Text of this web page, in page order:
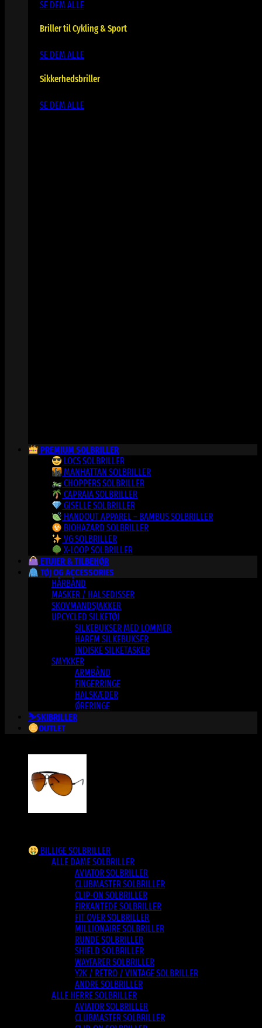
SE DEM ALLE
Briller til Cykling & Sport
SE DEM ALLE
Sikkerhedsbriller
SE DEM ALLE
PREMIUM SOLBRILLER
LOCS SOLBRILLER
MANHATTAN SOLBRILLER
CHOPPERS SOLBRILLER
CAPRAIA SOLBRILLER
GISELLE SOLBRILLER
HANDOUT APPAREL – BAMBUS SOLBRILLER
BIOHAZARD SOLBRILLER
VG SOLBRILLER
X-LOOP SOLBRILLER
ETUIER & TILBEHØR
TØJ OG ACCESSORIES
HÅRBÅND
MASKER / HALSEDISSER
SKOVMANDSJAKKER
UPCYCLED SILKETØJ
SILKEBUKSER MED LOMMER
HAREM SILKEBUKSER
INDISKE SILKETASKER
SMYKKER
ARMBÅND
FINGERRINGE
HALSKÆDER
ØRERINGE
⛷️SKIBRILLER
OUTLET
BILLIGE SOLBRILLER
ALLE DAME SOLBRILLER
AVIATOR SOLBRILLER
CLUBMASTER SOLBRILLER
CLIP-ON SOLBRILLER
FIRKANTEDE SOLBRILLER
FIT OVER SOLBRILLER
MILLIONAIRE SOLBRILLER
RUNDE SOLBRILLER
SHIELD SOLBRILLER
WAYFARER SOLBRILLER
Y2K / RETRO / VINTAGE SOLBRILLER
ANDRE SOLBRILLER
ALLE HERRE SOLBRILLER
AVIATOR SOLBRILLER
CLUBMASTER SOLBRILLER